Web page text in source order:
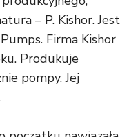
– P. Kishor. Jest
Firma Kishor
Produkuje
pompy. Jej